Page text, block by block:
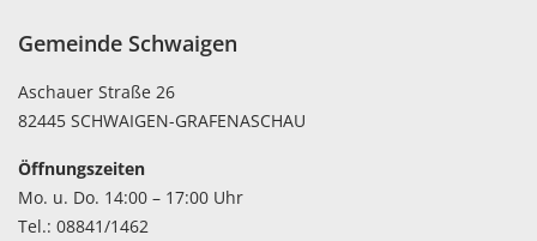
Gemeinde Schwaigen
Aschauer Straße 26
82445 SCHWAIGEN-GRAFENASCHAU
Öffnungszeiten
Mo. u. Do. 14:00 – 17:00 Uhr
Tel.: 08841/1462